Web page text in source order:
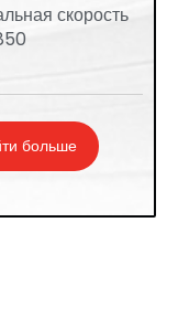
скорость
больше